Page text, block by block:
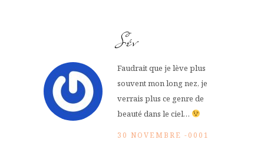
Sév
Faudrait que je lève plus
souvent mon long nez, je
verrais plus ce genre de
beauté dans le ciel…
30 NOVEMBRE -0001